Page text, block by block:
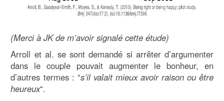
(Merci à JK de m’avoir signalé cette étude)
Arroll et al. se sont demandé si arrêter d’argumenter
dans le couple pouvait augmenter le bonheur, en
d’autres termes : “s’il valait mieux avoir raison ou être
heureux“.